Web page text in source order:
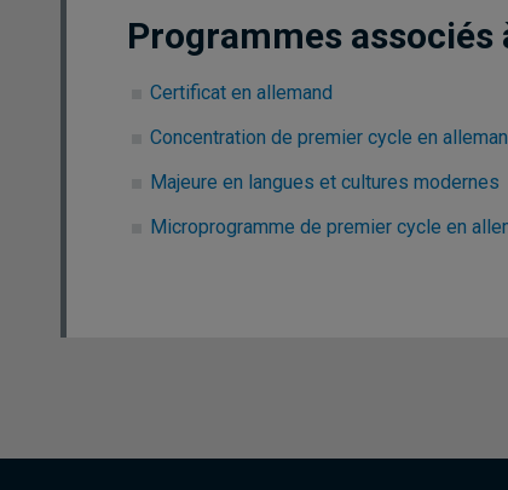
Programmes associés
Certificat en allemand
Concentration de premier cycle en
Majeure en langues et cultures modernes
Microprogramme de premier cycle en